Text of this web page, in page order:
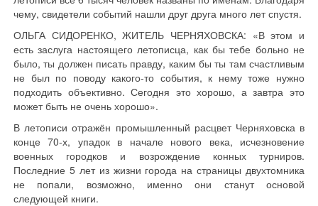
чему, свидетели событий нашли друг друга много лет спустя.
ОЛЬГА СИДОРЕНКО, ЖИТЕЛЬ ЧЕРНЯХОВСКА: «В этом и
есть заслуга настоящего летописца, как бы тебе больно не
было, ты должен писать правду, каким бы ты там счастливым
не был по поводу какого-то события, к нему тоже нужно
подходить объективно. Сегодня это хорошо, а завтра это
может быть не очень хорошо».
В летописи отражён промышленный расцвет Черняховска в
конце 70-х, упадок в начале нового века, исчезновение
военных городков и возрождение конных турниров.
Последние 5 лет из жизни города на страницы двухтомника
не попали, возможно, именно они станут основой
следующей книги.